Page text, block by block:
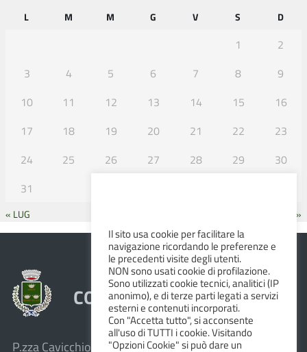
L M M G V S D
1
2
3
4 5 6 7 8
9
10
11 12 13 14 15
16
17
18 19 20 21 22
23
24
25 26 27 28 29
30
31
« LUG SET »
COMUNE DI ALBINEA
P.zza Cavicchioni, 8 – 42020 Albinea (R.E.)
Il sito usa cookie per facilitare la
navigazione ricordando le preferenze e
le precedenti visite degli utenti.
NON sono usati cookie di profilazione.
Sono utilizzati cookie tecnici, analitici (IP
anonimo), e di terze parti legati a servizi
esterni e contenuti incorporati.
Con "Accetta tutto", si acconsente
all'uso di TUTTI i cookie. Visitando
"Opzioni Cookie" si può dare un